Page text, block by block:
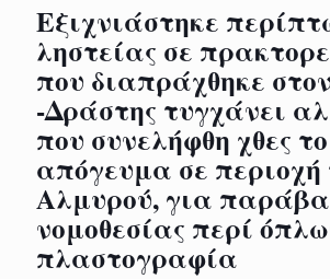
Εξιχνιάστηκε
ληστείας σε
που διαπράχθηκε
-Δράστης τυγχάνει
που συνελήφθη χθες το
απόγευμα σε περιοχή
Αλμυρού, για
νομοθεσίας περί
πλαστογραφία